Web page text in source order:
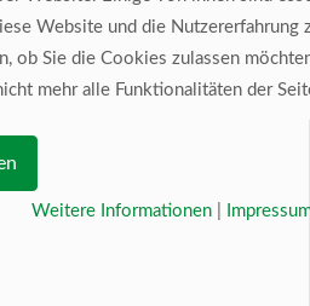
Website und die Nutzererfahrung
ob Sie die Cookies zulassen
mehr alle Funktionalitäten der
Weitere Informationen